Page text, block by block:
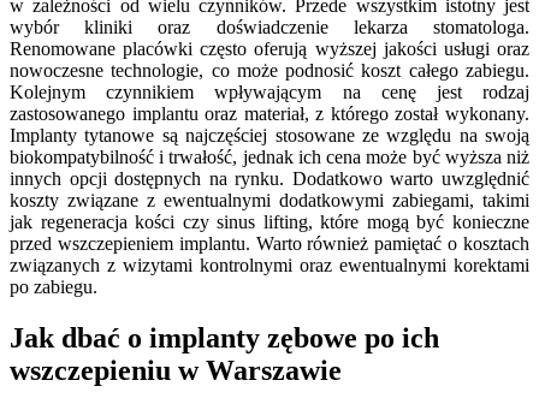
w zależności od wielu czynników. Przede wszystkim istotny jest
wybór kliniki oraz doświadczenie lekarza stomatologa.
Renomowane placówki często oferują wyższej jakości usługi oraz
nowoczesne technologie, co może podnosić koszt całego zabiegu.
Kolejnym czynnikiem wpływającym na cenę jest rodzaj
zastosowanego implantu oraz materiał, z którego został wykonany.
Implanty tytanowe są najczęściej stosowane ze względu na swoją
biokompatybilność i trwałość, jednak ich cena może być wyższa niż
innych opcji dostępnych na rynku. Dodatkowo warto uwzględnić
koszty związane z ewentualnymi dodatkowymi zabiegami, takimi
jak regeneracja kości czy sinus lifting, które mogą być konieczne
przed wszczepieniem implantu. Warto również pamiętać o kosztach
związanych z wizytami kontrolnymi oraz ewentualnymi korektami
po zabiegu.
Jak dbać o implanty zębowe po ich
wszczepieniu w Warszawie